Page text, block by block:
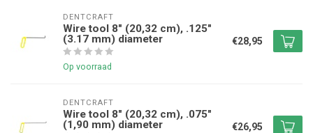
DENTCRAFT
Wire tool 8" (20,32 cm), .125"
(3.17 mm) diameter
Op voorraad
€28,95
DENTCRAFT
Wire tool 8" (20,32 cm), .075"
(1,90 mm) diameter
€26,95